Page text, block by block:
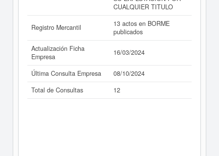
CUALQUIER TITULO
Registro Mercantil
13 actos en BORME
publicados
Actualización Ficha
Empresa
16/03/2024
Última Consulta Empresa
08/10/2024
Total de Consultas
12